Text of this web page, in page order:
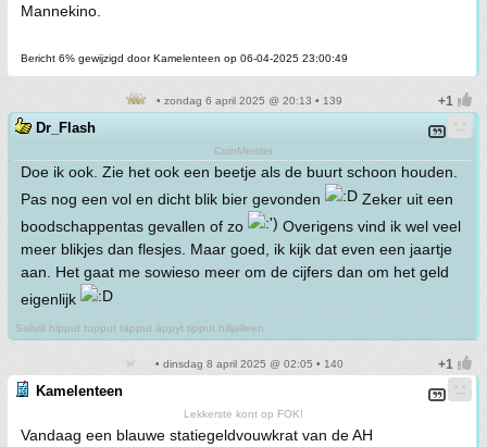
Mannekino.
Bericht 6% gewijzigd door Kamelenteen op 06-04-2025 23:00:49
• zondag 6 april 2025 @ 20:13 • 139
Dr_Flash
CoinMeister
Doe ik ook. Zie het ook een beetje als de buurt schoon houden.
Pas nog een vol en dicht blik bier gevonden
Zeker uit een
boodschappentas gevallen of zo
Overigens vind ik wel veel
meer blikjes dan flesjes. Maar goed, ik kijk dat even een jaartje
aan. Het gaat me sowieso meer om de cijfers dan om het geld
eigenlijk
Salivili hipput tupput tapput äppyt tipput hilijalleen
• dinsdag 8 april 2025 @ 02:05 • 140
Kamelenteen
Lekkerste kont op FOK!
Vandaag een blauwe statiegeldvouwkrat van de AH